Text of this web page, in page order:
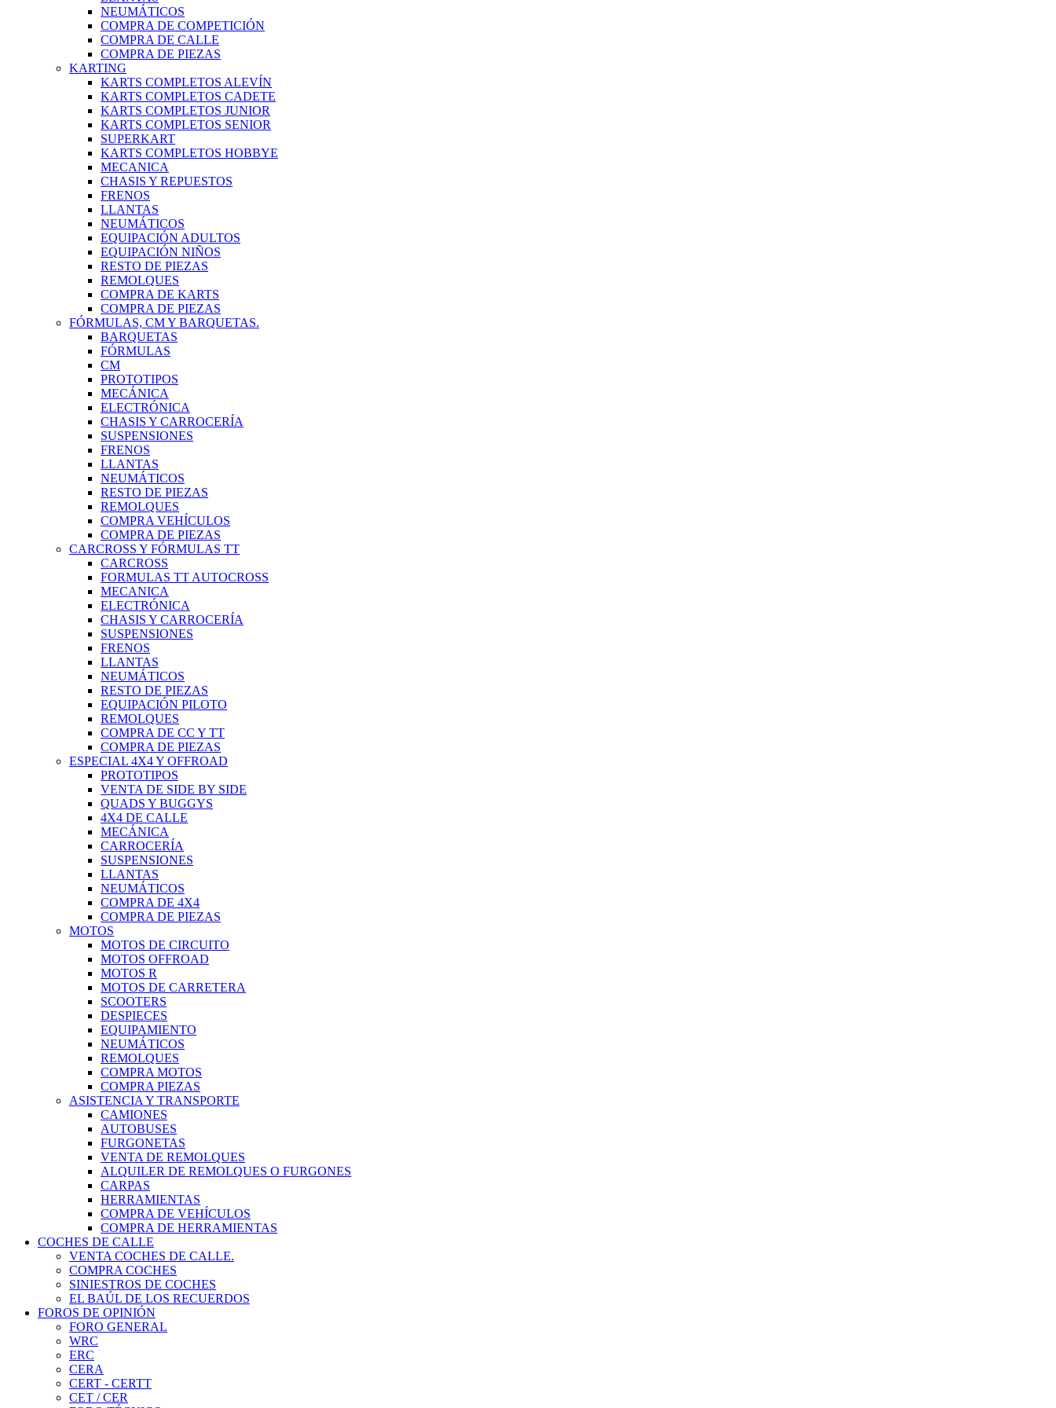
NEUMÁTICOS
COMPRA DE COMPETICIÓN
COMPRA DE CALLE
COMPRA DE PIEZAS
KARTING
KARTS COMPLETOS ALEVÍN
KARTS COMPLETOS CADETE
KARTS COMPLETOS JUNIOR
KARTS COMPLETOS SENIOR
SUPERKART
KARTS COMPLETOS HOBBYE
MECANICA
CHASIS Y REPUESTOS
FRENOS
LLANTAS
NEUMÁTICOS
EQUIPACIÓN ADULTOS
EQUIPACIÓN NIÑOS
RESTO DE PIEZAS
REMOLQUES
COMPRA DE KARTS
COMPRA DE PIEZAS
FÓRMULAS, CM Y BARQUETAS.
BARQUETAS
FÓRMULAS
CM
PROTOTIPOS
MECÁNICA
ELECTRÓNICA
CHASIS Y CARROCERÍA
SUSPENSIONES
FRENOS
LLANTAS
NEUMÁTICOS
RESTO DE PIEZAS
REMOLQUES
COMPRA VEHÍCULOS
COMPRA DE PIEZAS
CARCROSS Y FÓRMULAS TT
CARCROSS
FORMULAS TT AUTOCROSS
MECANICA
ELECTRÓNICA
CHASIS Y CARROCERÍA
SUSPENSIONES
FRENOS
LLANTAS
NEUMÁTICOS
RESTO DE PIEZAS
EQUIPACIÓN PILOTO
REMOLQUES
COMPRA DE CC Y TT
COMPRA DE PIEZAS
ESPECIAL 4X4 Y OFFROAD
PROTOTIPOS
VENTA DE SIDE BY SIDE
QUADS Y BUGGYS
4X4 DE CALLE
MECÁNICA
CARROCERÍA
SUSPENSIONES
LLANTAS
NEUMÁTICOS
COMPRA DE 4X4
COMPRA DE PIEZAS
MOTOS
MOTOS DE CIRCUITO
MOTOS OFFROAD
MOTOS R
MOTOS DE CARRETERA
SCOOTERS
DESPIECES
EQUIPAMIENTO
NEUMÁTICOS
REMOLQUES
COMPRA MOTOS
COMPRA PIEZAS
ASISTENCIA Y TRANSPORTE
CAMIONES
AUTOBUSES
FURGONETAS
VENTA DE REMOLQUES
ALQUILER DE REMOLQUES O FURGONES
CARPAS
HERRAMIENTAS
COMPRA DE VEHÍCULOS
COMPRA DE HERRAMIENTAS
COCHES DE CALLE
VENTA COCHES DE CALLE.
COMPRA COCHES
SINIESTROS DE COCHES
EL BAÚL DE LOS RECUERDOS
FOROS DE OPINIÓN
FORO GENERAL
WRC
ERC
CERA
CERT - CERTT
CET / CER